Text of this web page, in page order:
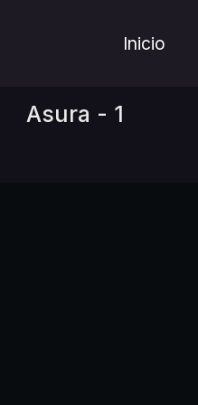
Inicio
Asura - 1